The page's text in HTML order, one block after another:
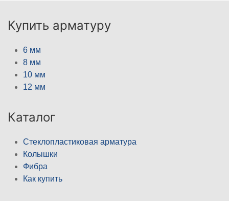
Купить арматуру
6 мм
8 мм
10 мм
12 мм
Каталог
Стеклопластиковая арматура
Колышки
Фибра
Как купить